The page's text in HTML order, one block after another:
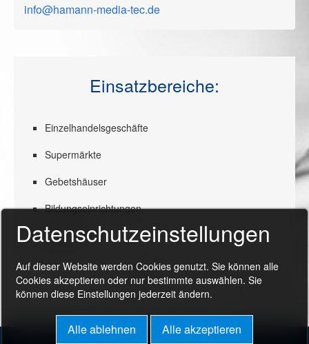
info@hamann-media-tec.de
Einsatzbereiche:
Einzelhandelsgeschäfte
Supermärkte
Gebetshäuser
Bildungseinrichtungen
Fabriken
Datenschutzeinstellungen
Auf dieser Website werden Cookies genutzt. Sie können alle
Cookies akzeptieren oder nur bestimmte auswählen. Sie
können diese Einstellungen jederzeit ändern.
Alle ablehnen Alle akzeptieren